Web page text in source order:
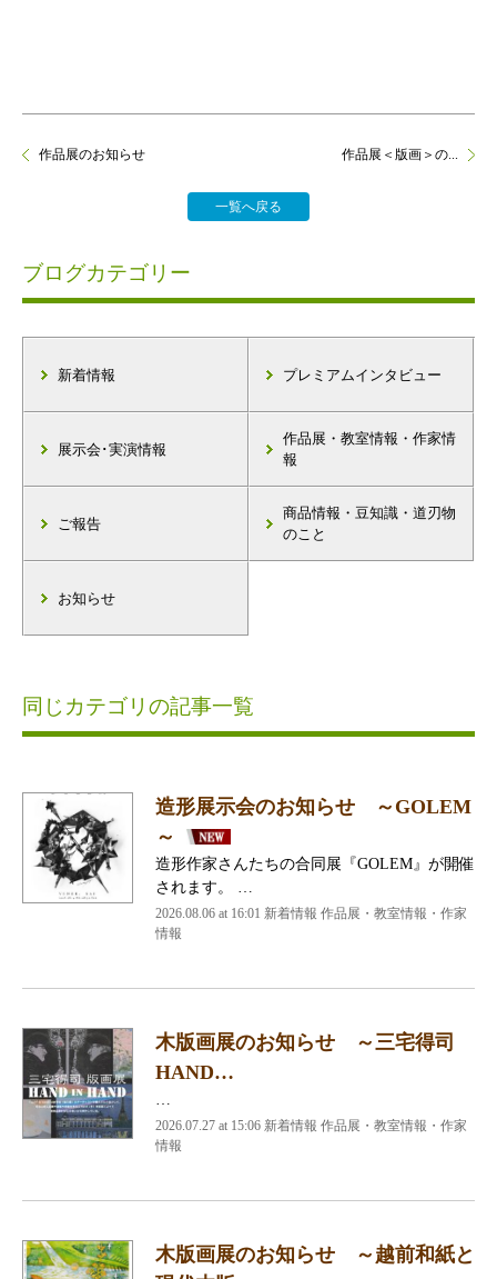
作品展のお知らせ
一覧へ戻る
作品展＜版画＞の...
ブログカテゴリー
新着情報 プレミアムインタビュー
展示会･実演情報
作品展・教室情報・作家情
報
ご報告
商品情報・豆知識・道刃物
のこと
お知らせ
同じカテゴリの記事一覧
造形展示会のお知らせ ～GOLEM
～
造形作家さんたちの合同展『GOLEM』が開催
されます。 …
2026.08.06 at 16:01 新着情報 作品展・教室情報・作家
情報
木版画展のお知らせ ～三宅得司
HAND…
…
2026.07.27 at 15:06 新着情報 作品展・教室情報・作家
情報
木版画展のお知らせ ～越前和紙と